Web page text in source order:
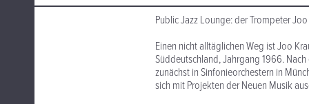
Public Jazz Lounge: der Trompeter
Einen nicht alltäglichen Weg ist Joo
Süddeutschland, Jahrgang 1966.
zunächst in Sinfonieorchestern in
sich mit Projekten der Neuen Musik